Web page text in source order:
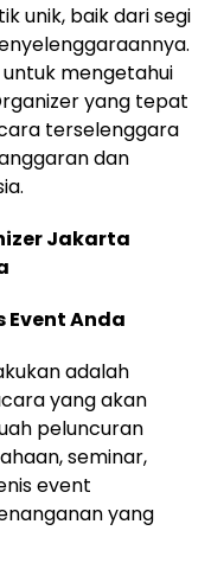
unik, baik dari segi
mengetahui
yang tepat
terselenggara
dan
Jakarta
Event Anda
adalah
yang akan
peluncuran
seminar,
event
yang